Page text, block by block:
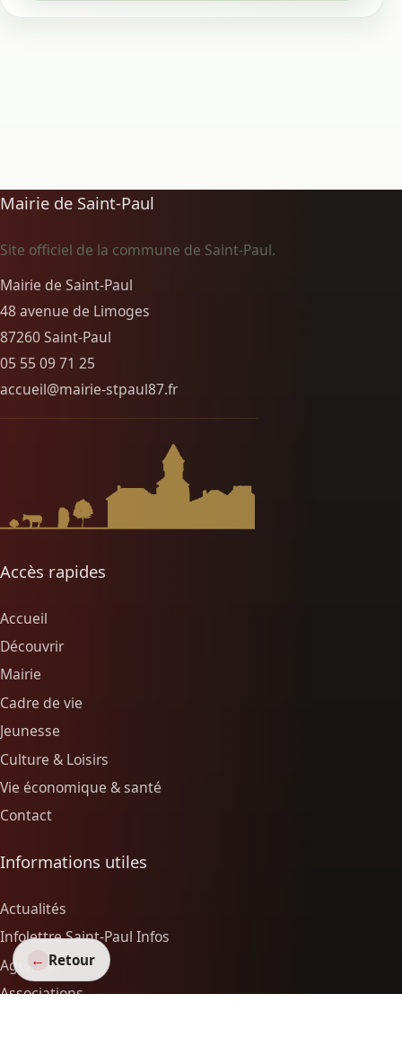
← Retour
Mairie de Saint-Paul
Site officiel de la commune de Saint-Paul.
Mairie de Saint-Paul
48 avenue de Limoges
87260 Saint-Paul
05 55 09 71 25
accueil@mairie-stpaul87.fr
Accès rapides
Accueil
Découvrir
Mairie
Cadre de vie
Jeunesse
Culture & Loisirs
Vie économique & santé
Contact
Informations utiles
Actualités
Infolettre Saint-Paul Infos
Agenda
Associations